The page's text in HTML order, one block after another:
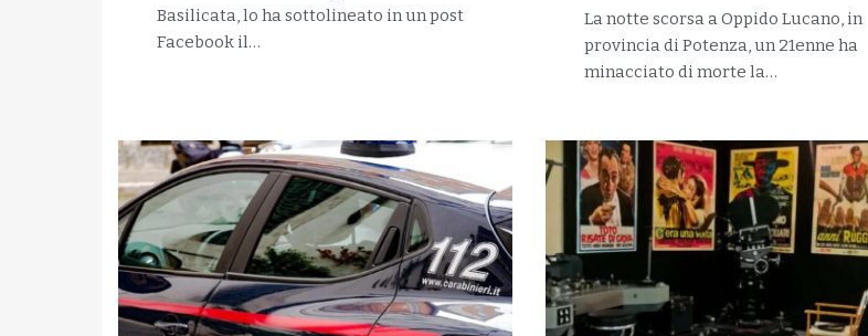
Basilicata, lo ha sottolineato in un post
Facebook il…
La notte scorsa a Oppido Lucano, in
provincia di Potenza, un 21enne ha
minacciato di morte la…